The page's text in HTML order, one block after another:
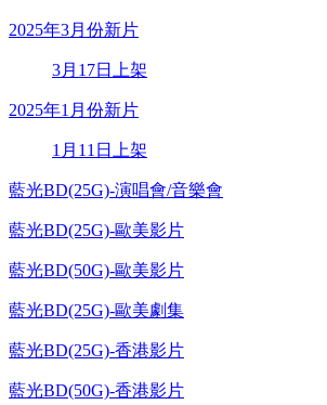
2025年3月份新片
3月17日上架
2025年1月份新片
1月11日上架
藍光BD(25G)-演唱會/音樂會
藍光BD(25G)-歐美影片
藍光BD(50G)-歐美影片
藍光BD(25G)-歐美劇集
藍光BD(25G)-香港影片
藍光BD(50G)-香港影片